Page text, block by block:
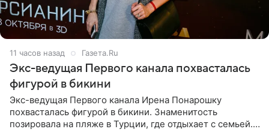
11 часов назад Газета.Ru
Экс-ведущая Первого канала похвасталась
фигурой в бикини
Экс-ведущая Первого канала Ирена Понарошку
похвасталась фигурой в бикини. Знаменитость
позировала на пляже в Турции, где отдыхает с семьей.